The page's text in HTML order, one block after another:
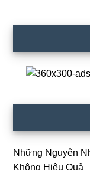
Những Nguyên
Không Hiệu Quả